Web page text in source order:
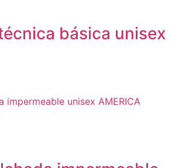
básica unisex